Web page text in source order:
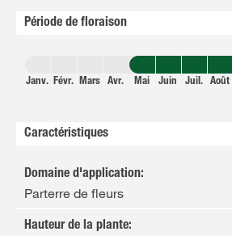
Période de floraison
Janv. Févr. Mars Avr. Mai Juin Juil. Août
Caractéristiques
Domaine d'application:
Parterre de fleurs
Hauteur de la plante: